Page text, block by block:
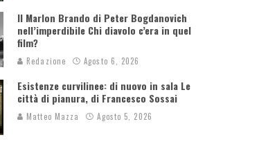
Il Marlon Brando di Peter Bogdanovich
nell’imperdibile Chi diavolo c’era in quel
film?
Redazione Agosto 6, 2026
Esistenze curvilinee: di nuovo in sala Le
città di pianura, di Francesco Sossai
Matteo Mazza Agosto 5, 2026